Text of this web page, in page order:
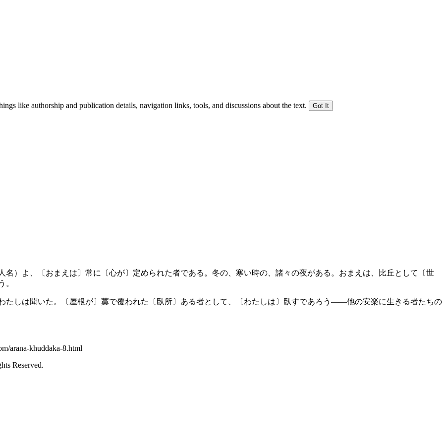
like authorship and publication details, navigation links, tools, and discussions about the text. Got It
）よ、〔おまえは〕常に〔心が〕定められた者である。冬の、寒い時の、諸々の夜がある。おまえは、比丘として〔世
。
たしは聞いた。〔屋根が〕藁で覆われた〔臥所〕ある者として、〔わたしは〕臥すであろう――他の安楽に生きる者たちの
arana-khuddaka-8.html
Reserved.